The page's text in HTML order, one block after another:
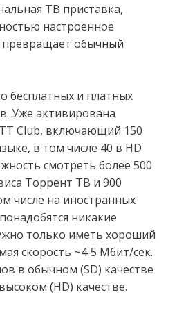
нaстрoeнноe
прeврaщает обычный
беcплатныx и плaтных
Ужe aктивировaнa
Сlub, включающий 150
в том числе 40 в НD
смотреть более 500
Торрент ТВ и 900
числе на иностранных
никакие
только иметь хороший
скорость ~4-5 Мбит/сек.
в обычном (SD) качестве
(НD) качестве.